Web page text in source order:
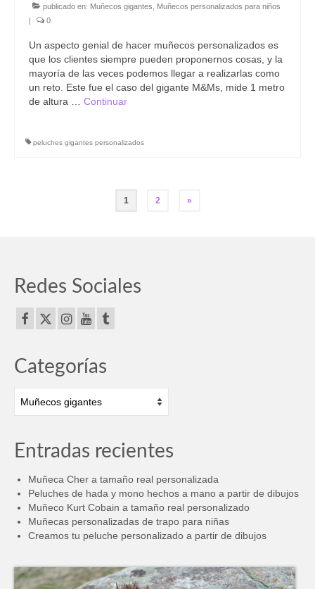
publicado en: Muñecos gigantes
Muñecos personalizados para niños
|
0
Un aspecto genial de hacer muñecos personalizados es
que los clientes siempre pueden proponernos cosas, y la
mayoría de las veces podemos llegar a realizarlas como
un reto. Este fue el caso del gigante M&Ms, mide 1 metro
de altura … Continuar
peluches gigantes personalizados
1 2 »
Redes Sociales
Categorías
Entradas recientes
Muñeca Cher a tamaño real personalizada
Peluches de hada y mono hechos a mano a partir de dibujos
Muñeco Kurt Cobain a tamaño real personalizado
Muñecas personalizadas de trapo para niñas
Creamos tu peluche personalizado a partir de dibujos